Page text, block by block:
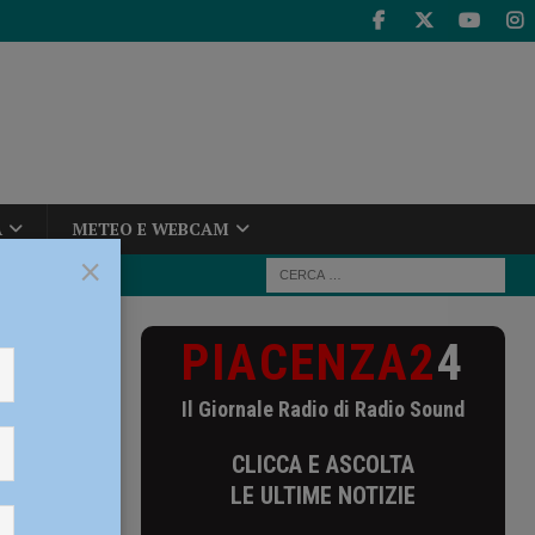
METEO E WEBCAM
PIACENZA24
Il Giornale Radio di Radio Sound
CLICCA E ASCOLTA
LE ULTIME NOTIZIE
×